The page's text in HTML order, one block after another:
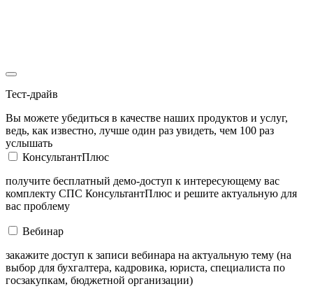
Тест-драйв
Вы можете убедиться в качестве наших продуктов и услуг,
ведь, как известно, лучше один раз увидеть, чем 100 раз
услышать
КонсультантПлюс
получите бесплатный демо-доступ к интересующему вас
комплекту СПС КонсультантПлюс и решите актуальную для
вас проблему
Вебинар
закажите доступ к записи вебинара на актуальную тему (на
выбор для бухгалтера, кадровика, юриста, специалиста по
госзакупкам, бюджетной организации)